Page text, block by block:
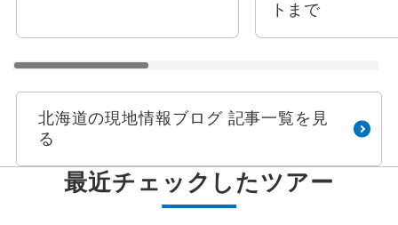
トまで
北海道の現地情報ブログ 記事一覧を見
る
最近チェックしたツアー